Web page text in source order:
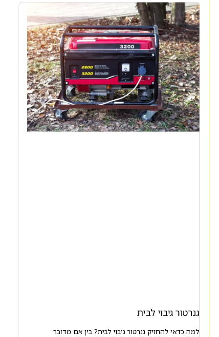
גנרטור גיבוי לבית
למה כדאי להחזיק גנרטור גיבוי לבית? בין אם מדובר